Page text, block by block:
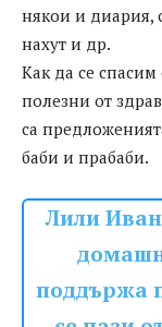
някои и диария,
нахут и др.
Как да се спасим
полезни от
са
баби и прабаби.
Лили
поддържа